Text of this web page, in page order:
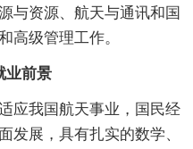
与资源、航天与通讯和国
高级管理工作。
业前景
应我国航天事业，国民经
发展，具有扎实的数学、